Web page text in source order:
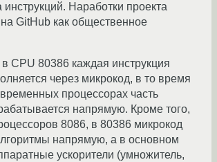
Наработки проекта
на GitHub как общественное
CPU 80386 каждая инструкция
через микрокод, в то время
процессорах часть
напрямую. Кроме того,
8086, в 80386 микрокод
напрямую, а в основном
ускорители (умножитель,